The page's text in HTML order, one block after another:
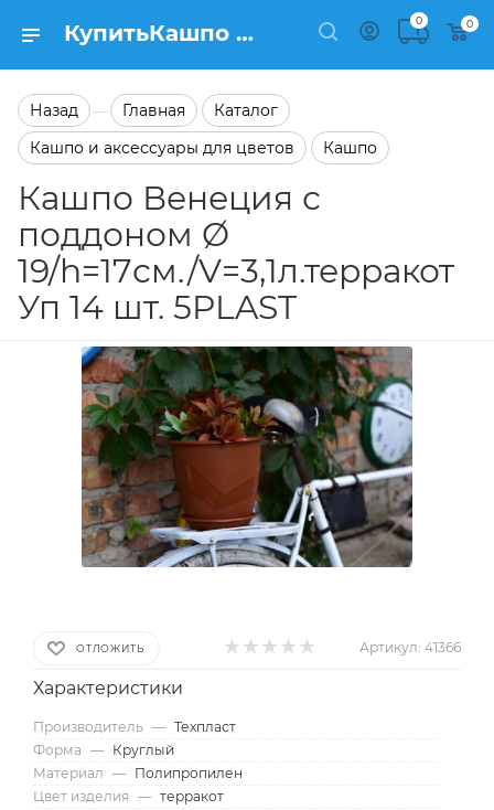
КупитьКашпо Венеция с поддоном Ø 19/h=17см./V=3,1л.терракот Уп 14 шт. 5PLAST в каталоге Кашпо Заказать Кашпо Венеция с поддоном Ø 19/h=17см./V=3,1л.терракот Уп 14 шт. 5PLAST в каталоге Кашпо на сайте Semfart.ru 0
0
Назад — Главная
Каталог
Кашпо и аксессуары для цветов
Кашпо
Кашпо Венеция с
поддоном Ø
19/h=17см./V=3,1л.терракот
Уп 14 шт. 5PLAST
ОТЛОЖИТЬ Артикул: 41366
Характеристики
Производитель — Техпласт
Форма — Круглый
Материал — Полипропилен
Цвет изделия — терракот